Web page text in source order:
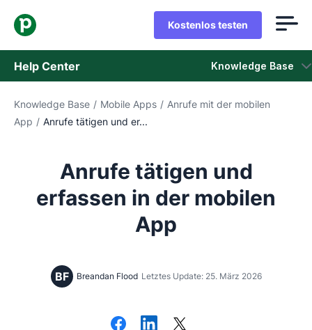
Kostenlos testen
Help Center Knowledge Base
Knowledge Base
Support kontaktieren
Knowledge Base / Mobile Apps / Anrufe mit der mobilen
App / Anrufe tätigen und er...
Anrufe tätigen und
erfassen in der mobilen
App
BF Breandan Flood Letztes Update: 25. März 2026